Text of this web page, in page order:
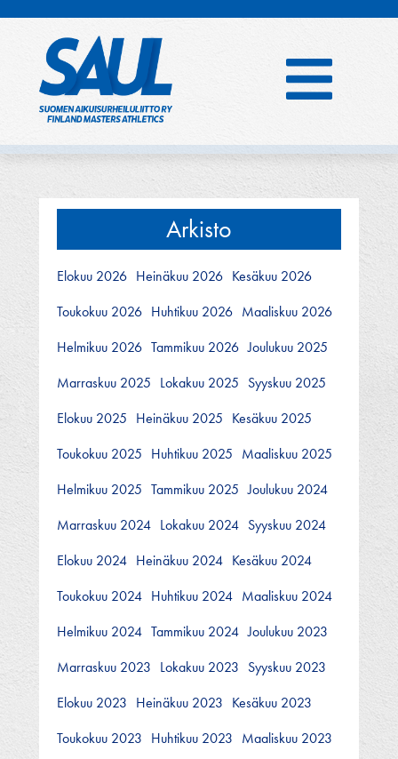
Arkisto
Elokuu 2026 Heinäkuu 2026 Kesäkuu 2026
Toukokuu 2026 Huhtikuu 2026 Maaliskuu 2026
Helmikuu 2026 Tammikuu 2026 Joulukuu 2025
Marraskuu 2025 Lokakuu 2025 Syyskuu 2025
Elokuu 2025 Heinäkuu 2025 Kesäkuu 2025
Toukokuu 2025 Huhtikuu 2025 Maaliskuu 2025
Helmikuu 2025 Tammikuu 2025 Joulukuu 2024
Marraskuu 2024 Lokakuu 2024 Syyskuu 2024
Elokuu 2024 Heinäkuu 2024 Kesäkuu 2024
Toukokuu 2024 Huhtikuu 2024 Maaliskuu 2024
Helmikuu 2024 Tammikuu 2024 Joulukuu 2023
Marraskuu 2023 Lokakuu 2023 Syyskuu 2023
Elokuu 2023 Heinäkuu 2023 Kesäkuu 2023
Toukokuu 2023 Huhtikuu 2023 Maaliskuu 2023